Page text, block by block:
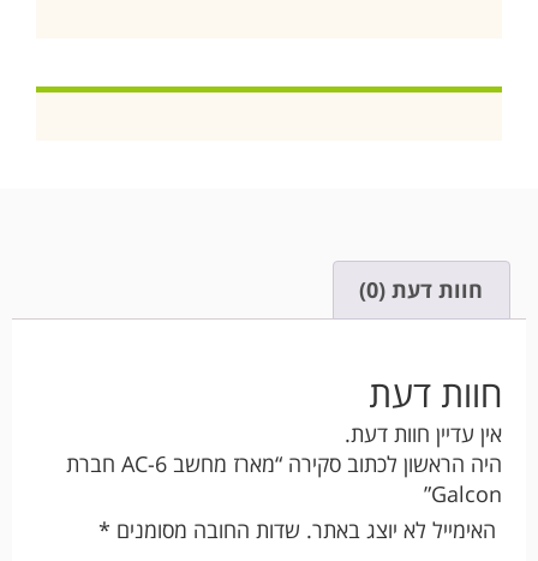
חוות דעת (0)
חוות דעת
אין עדיין חוות דעת.
היה הראשון לכתוב סקירה “מארז מחשב AC-6 חברת
Galcon”
האימייל לא יוצג באתר. שדות החובה מסומנים *